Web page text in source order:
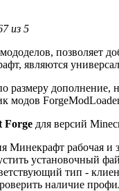
из 5
позволяет
являются
дополнение,
модов
Forge для версий
Минекрафт рабочая и
установочный
тип -
наличие